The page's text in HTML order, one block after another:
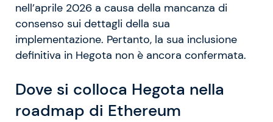
nell’aprile 2026 a causa della mancanza di
consenso sui dettagli della sua
implementazione. Pertanto, la sua inclusione
definitiva in Hegota non è ancora confermata.
Dove si colloca Hegota nella
roadmap di Ethereum